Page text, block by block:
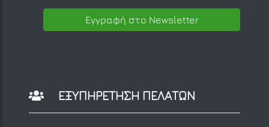
Εγγραφή στο Newsletter
ΕΞΥΠΗΡΕΤΗΣΗ ΠΕΛΑΤΩΝ